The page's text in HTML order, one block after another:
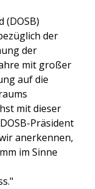
(DOSB)
der
der
mit großer
auf die
mit dieser
Präsident
anerkennen,
im Sinne